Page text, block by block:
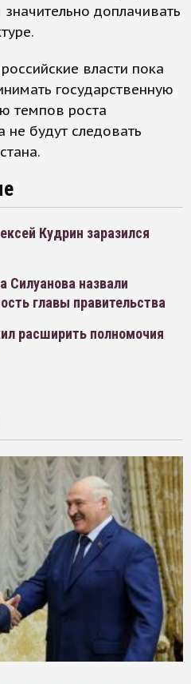
доплачивать
власти пока
государственную
темпов роста
не будут следовать
Кудрин заразился
Силуанова назвали
главы правительства
расширить полномочия